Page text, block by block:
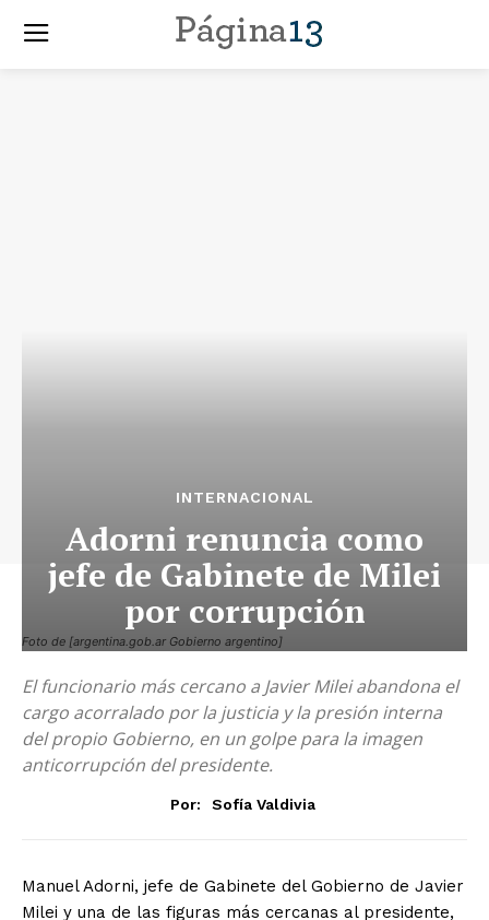
Foto de [argentina.gob.ar Gobierno argentino]
INTERNACIONAL
Adorni renuncia como
jefe de Gabinete de Milei
por corrupción
El funcionario más cercano a Javier Milei abandona el
cargo acorralado por la justicia y la presión interna
del propio Gobierno, en un golpe para la imagen
anticorrupción del presidente.
Por: Sofía Valdivia
Manuel Adorni, jefe de Gabinete del Gobierno de Javier
Milei y una de las figuras más cercanas al presidente,